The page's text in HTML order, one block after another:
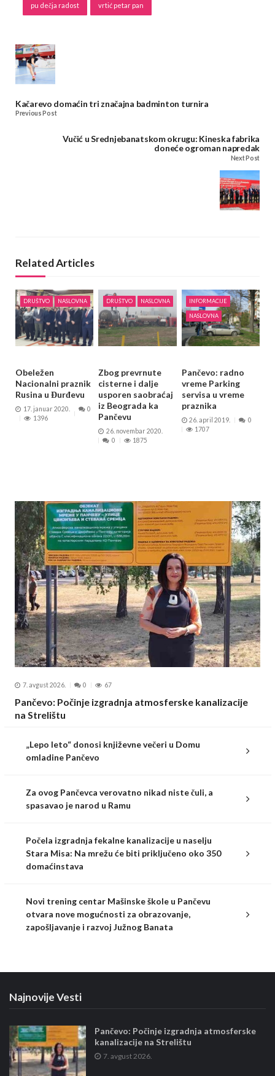
pu dečja radost vrtić petar pan
Kačarevo domaćin tri značajna badminton turnira
Previous Post
Vučić u Srednjebanatskom okrugu: Kineska fabrika
doneće ogroman napredak
Next Post
Related Articles
DRUŠTVO NASLOVNA
Obeležen
Nacionalni praznik
Rusina u Đurđevu
17. januar 2020.
0
1396
DRUŠTVO NASLOVNA
Zbog prevrnute
cisterne i dalje
usporen saobraćaj
iz Beograda ka
Pančevu
26. novembar 2020.
0
1875
INFORMACIJE
NASLOVNA
Pančevo: radno
vreme Parking
servisa u vreme
praznika
26. april 2019.
0
1707
7. avgust 2026. 0 67
Pančevo: Počinje izgradnja atmosferske kanalizacije
na Strelištu
„Lepo leto“ donosi književne večeri u Domu
omladine Pančevo
Za ovog Pančevca verovatno nikad niste čuli, a
spasavao je narod u Ramu
Počela izgradnja fekalne kanalizacije u naselju
Stara Misa: Na mrežu će biti priključeno oko 350
domaćinstava
Novi trening centar Mašinske škole u Pančevu
otvara nove mogućnosti za obrazovanje,
zapošljavanje i razvoj Južnog Banata
Najnovije Vesti
Pančevo: Počinje izgradnja atmosferske
kanalizacije na Strelištu
7. avgust 2026.